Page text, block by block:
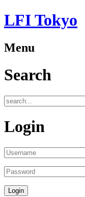
LFI Tokyo
Menu
Search
Login